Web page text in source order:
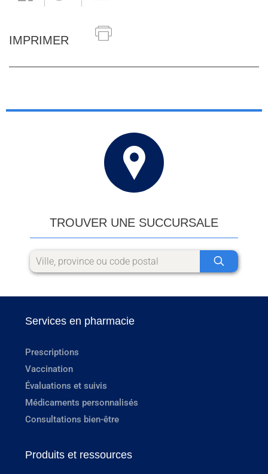
IMPRIMER
TROUVER UNE SUCCURSALE
Services en pharmacie
Prescriptions
Vaccination
Évaluations et suivis
Médicaments personnalisés
Consultations bien-être
Produits et ressources